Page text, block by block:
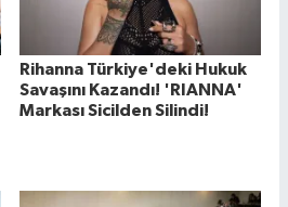
Rihanna Türkiye'deki Hukuk
Savaşını Kazandı! 'RIANNA'
Markası Sicilden Silindi!